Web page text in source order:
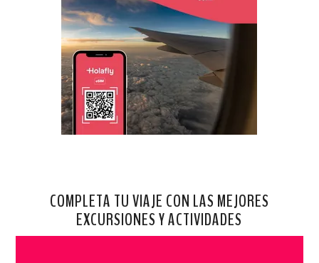
COMPLETA TU VIAJE CON LAS MEJORES
EXCURSIONES Y ACTIVIDADES